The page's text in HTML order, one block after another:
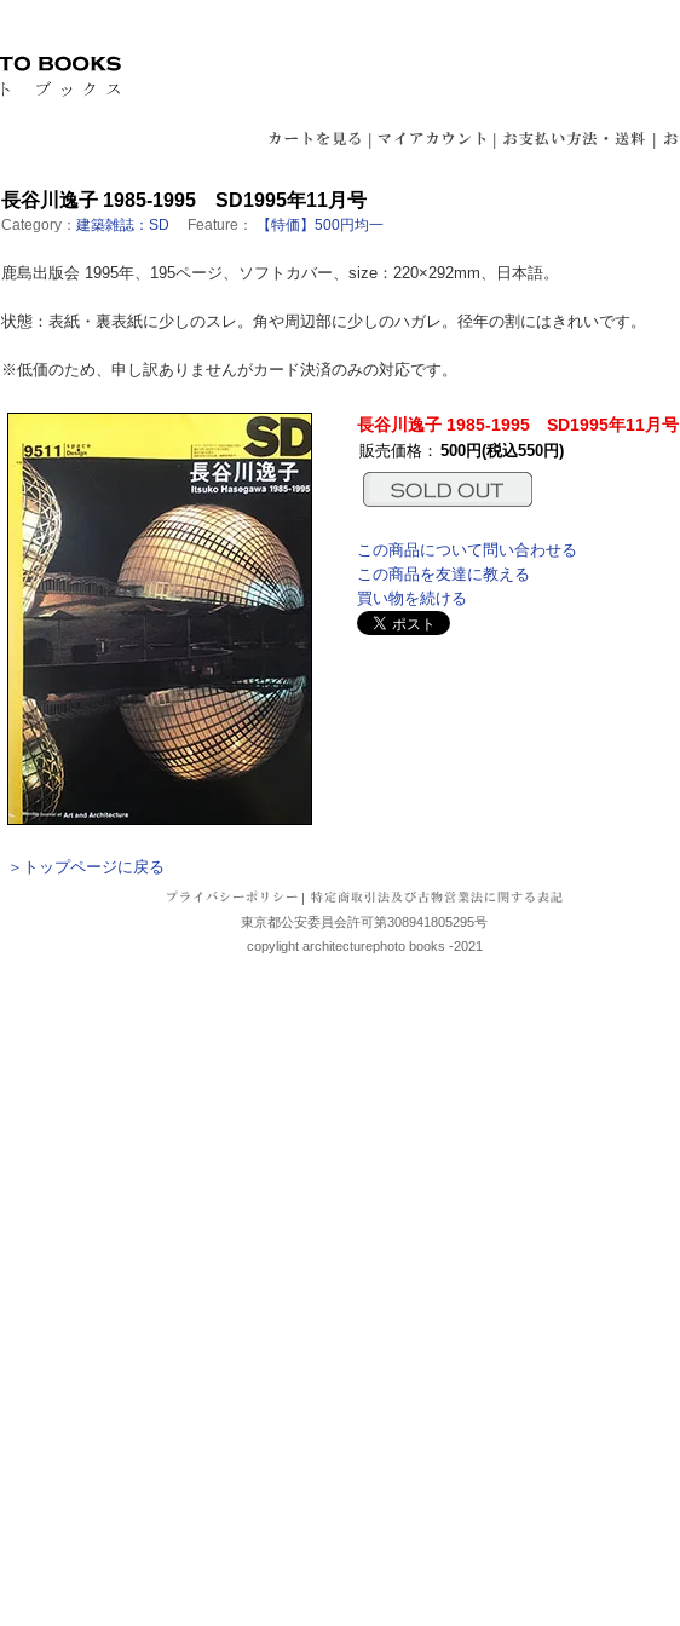
長谷川逸子 1985-1995 SD1995年11月号
Category： 建築雑誌：SD Feature： 【特価】500円均一
鹿島出版会 1995年、195ページ、ソフトカバー、size：220×292mm、日本語。
状態：表紙・裏表紙に少しのスレ。角や周辺部に少しのハガレ。径年の割にはきれいです。
※低価のため、申し訳ありませんがカード決済のみの対応です。
長谷川逸子 1985-1995 SD1995年11月号
販売価格： 500円(税込550円)
この商品について問い合わせる
この商品を友達に教える
買い物を続ける
＞トップページに戻る
|
東京都公安委員会許可第308941805295号
copylight architecturephoto books -2021